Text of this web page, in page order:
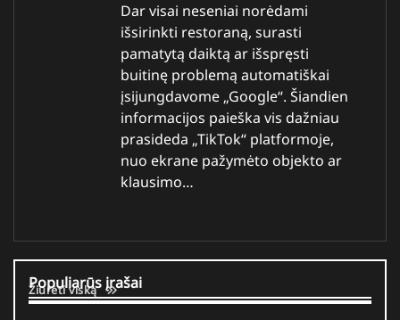
Dar visai neseniai norėdami
išsirinkti restoraną, surasti
pamatytą daiktą ar išspręsti
buitinę problemą automatiškai
įsijungdavome „Google“. Šiandien
informacijos paieška vis dažniau
prasideda „TikTok“ platformoje,
nuo ekrane pažymėto objekto ar
klausimo…
Populiarūs įrašai
Žiūrėti viską